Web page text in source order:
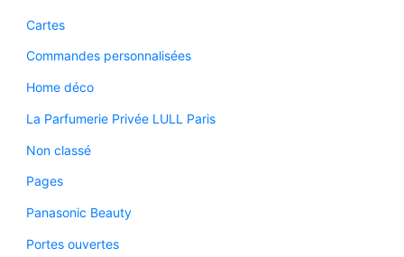
Cartes
Commandes personnalisées
Home déco
La Parfumerie Privée LULL Paris
Non classé
Pages
Panasonic Beauty
Portes ouvertes